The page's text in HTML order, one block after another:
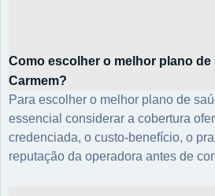
Como escolher o melhor plano de
Carmem?
Para escolher o melhor plano de
essencial considerar a cobertura
credenciada, o custo-benefício, o
reputação da operadora antes de